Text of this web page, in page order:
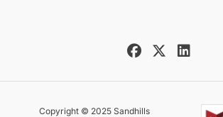
Copyright © 2025 Sandhills